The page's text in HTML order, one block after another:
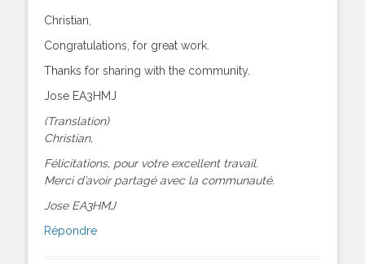
Christian,
Congratulations, for great work.
Thanks for sharing with the community.
Jose EA3HMJ
(Translation)
Christian,
Félicitations, pour votre excellent travail.
Merci d’avoir partagé avec la communauté.
Jose EA3HMJ
Répondre